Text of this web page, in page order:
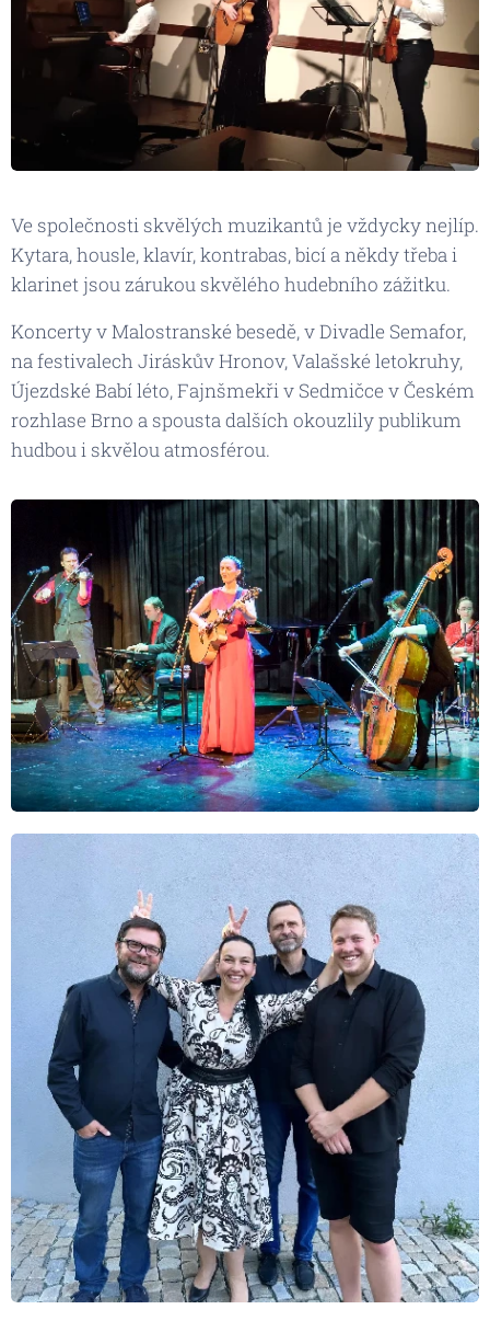
Ve společnosti skvělých muzikantů je vždycky nejlíp.
Kytara, housle, klavír, kontrabas, bicí a někdy třeba i
klarinet jsou zárukou skvělého hudebního zážitku.
Koncerty v Malostranské besedě, v Divadle Semafor,
na festivalech Jiráskův Hronov, Valašské letokruhy,
Újezdské Babí léto, Fajnšmekři v Sedmičce v Českém
rozhlase Brno a spousta dalších okouzlily publikum
hudbou i skvělou atmosférou.